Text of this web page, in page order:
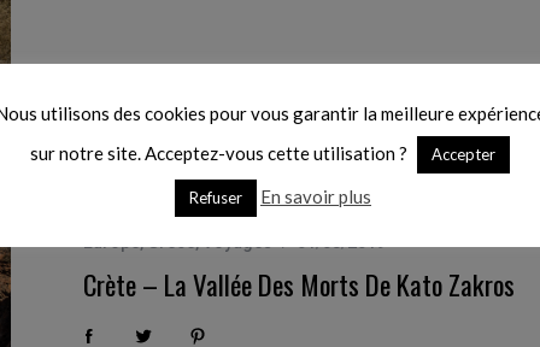
Crète – La Vallée Des Morts De Kato Zakros
utilisons des cookies pour vous garantir la meilleure
sur notre site. Acceptez-vous cette utilisation ?
Accepter
Refuser En savoir plus